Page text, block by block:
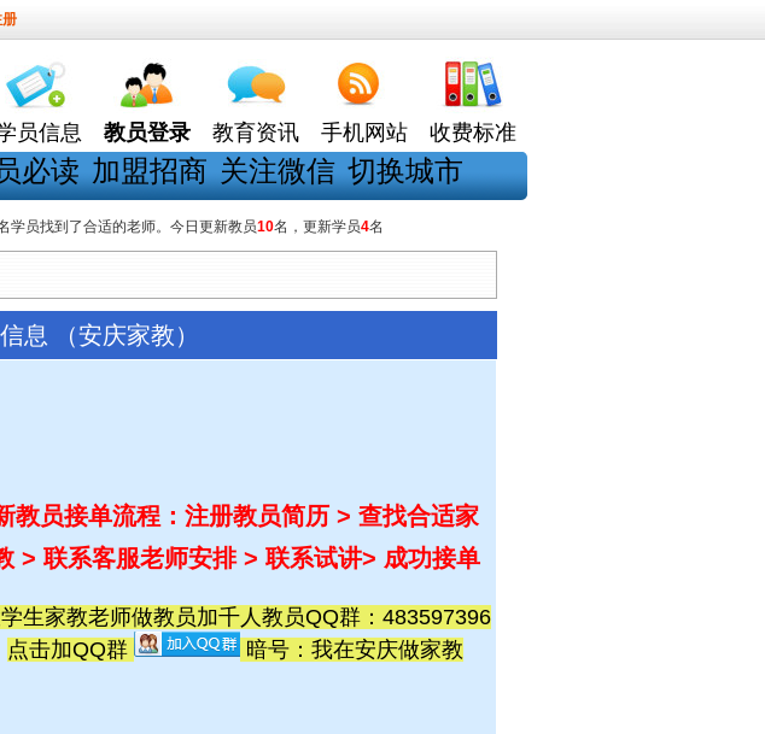
员信息 教员登录 教育资讯 手机网站 收费标准
必读 加盟招商 关注微信 切换城市
学员找到了合适的老师。今日更新教员10名，更新学员4名
息 （安庆家教）
教员接单流程：注册教员简历 > 查找合适家
> 联系客服老师安排 > 联系试讲> 成功接单
生家教老师做教员加千人教员QQ群：483597396
点击加QQ群
暗号：我在安庆做家教